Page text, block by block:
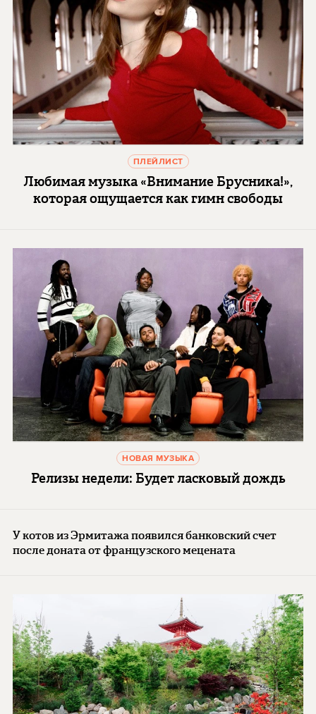
ПЛЕЙЛИСТ
Любимая музыка «Внимание Брусника!»,
которая ощущается как гимн свободы
НОВАЯ МУЗЫКА
Релизы недели: Будет ласковый дождь
У котов из Эрмитажа появился банковский счет
после доната от французского мецената